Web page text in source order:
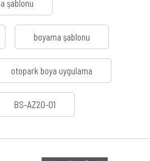
şablonu
boyama şablonu
otopark boya uygulama
BS-AZ20-01